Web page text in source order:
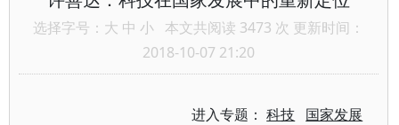
选择字号： 大 中 小 本文共阅读 3473 次 更新时间：
2018-10-07 21:20
进入专题：科技 国家发展